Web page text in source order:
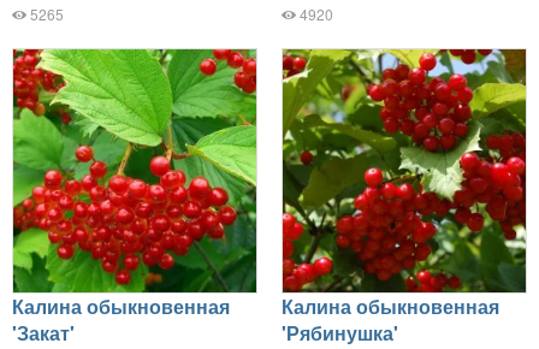
5265 4920
Калина обыкновенная
'Закат'
Калина обыкновенная
'Рябинушка'